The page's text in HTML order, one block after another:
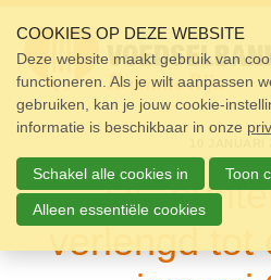
links
over
Spring
naar
de
Spring
naar
de
inhoud
DE
verlengd tot
Home
Pakket
Doneren
Vrijwilligers
COOKIES OP DEZE WEBSITE
Deze website maakt gebruik van
functioneren. Als je wilt aanpassen
gebruiken, kan je jouw cookie-
informatie is beschikbaar in onze
Schakel alle cookies in Toon
Alleen essentiële cookies